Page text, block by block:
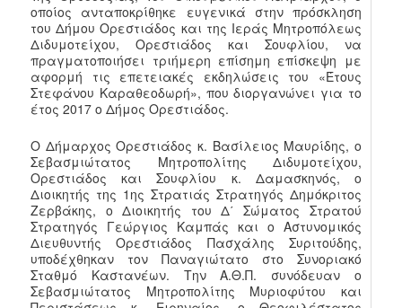
οποίος ανταποκρίθηκε ευγενικά στην πρόσκληση
του Δήμου Ορεστιάδος και της Ιεράς Μητροπόλεως
Διδυμοτείχου, Ορεστιάδος και Σουφλίου, να
πραγματοποιήσει τριήμερη επίσημη επίσκεψη με
αφορμή τις επετειακές εκδηλώσεις του «Έτους
Στεφάνου Καραθεοδωρή», που διοργανώνει για το
έτος 2017 ο Δήμος Ορεστιάδος.
Ο Δήμαρχος Ορεστιάδος κ. Βασίλειος Μαυρίδης, ο
Σεβασμιώτατος Μητροπολίτης Διδυμοτείχου,
Ορεστιάδος και Σουφλίου κ. Δαμασκηνός, ο
Διοικητής της 1ης Στρατιάς Στρατηγός Δημόκριτος
Ζερβάκης, ο Διοικητής του Δ΄ Σώματος Στρατού
Στρατηγός Γεώργιος Καμπάς και ο Αστυνομικός
Διευθυντής Ορεστιάδος Πασχάλης Συριτούδης,
υποδέχθηκαν τον Παναγιώτατο στο Συνοριακό
Σταθμό Καστανέων. Την Α.Θ.Π. συνόδευαν ο
Σεβασμιώτατος Μητροπολίτης Μυριοφύτου και